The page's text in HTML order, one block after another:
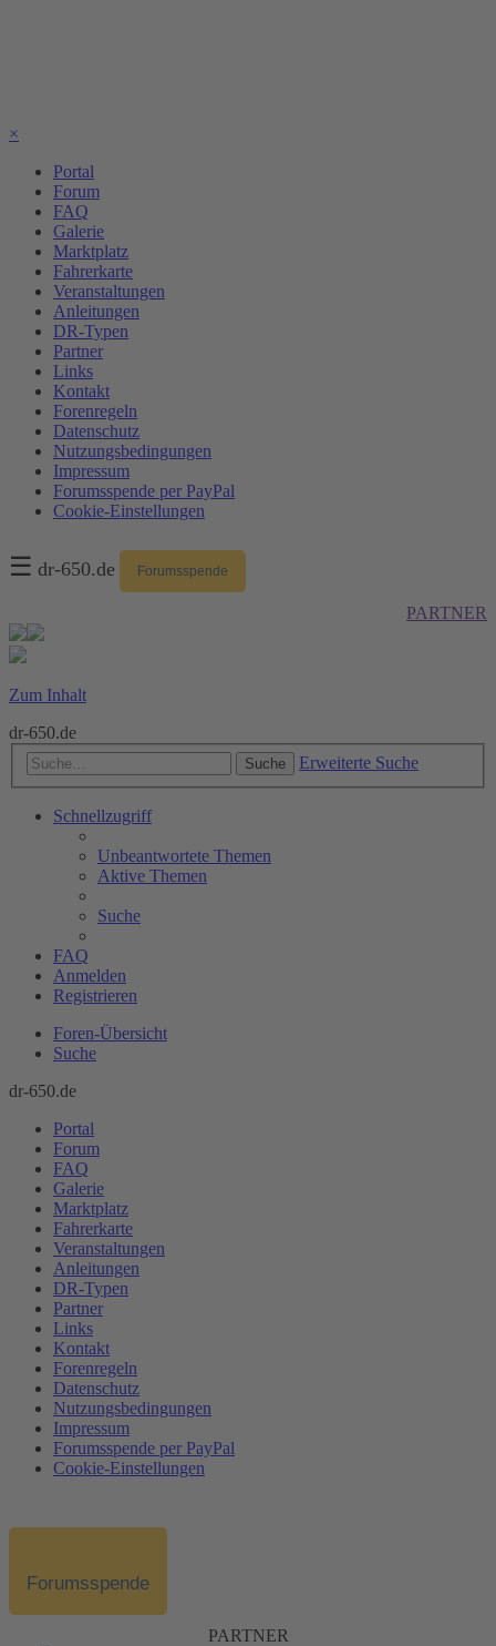
×
Portal
Forum
FAQ
Galerie
Marktplatz
Fahrerkarte
Veranstaltungen
Anleitungen
DR-Typen
Partner
Links
Kontakt
Forenregeln
Datenschutz
Nutzungsbedingungen
Impressum
Forumsspende per PayPal
Cookie-Einstellungen
☰ dr-650.de Forumsspende
PARTNER
Zum Inhalt
dr-650.de
Suche Erweiterte Suche
Schnellzugriff
Unbeantwortete Themen
Aktive Themen
Suche
FAQ
Anmelden
Registrieren
Foren-Übersicht
Suche
dr-650.de
Portal
Forum
FAQ
Galerie
Marktplatz
Fahrerkarte
Veranstaltungen
Anleitungen
DR-Typen
Partner
Links
Kontakt
Forenregeln
Datenschutz
Nutzungsbedingungen
Impressum
Forumsspende per PayPal
Cookie-Einstellungen
Forumsspende
PARTNER